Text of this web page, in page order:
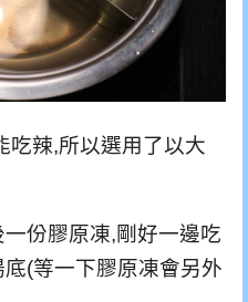
吃辣,所以選用了以大
份膠原凍,剛好一邊吃
(等一下膠原凍會另外